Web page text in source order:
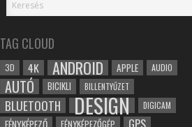
TAG CLOUD
3D 4K ANDROID APPLE AUDIO
AUTÓ BICIKLI BILLENTYŰZET
BLUETOOTH DESIGN DIGICAM
FÉNYKÉPEZŐGÉP